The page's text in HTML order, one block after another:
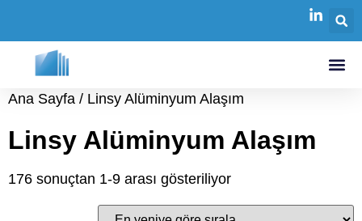
Ana Sayfa / Linsy Alüminyum Alaşım
Linsy Alüminyum Alaşım
176 sonuçtan 1-9 arası gösteriliyor